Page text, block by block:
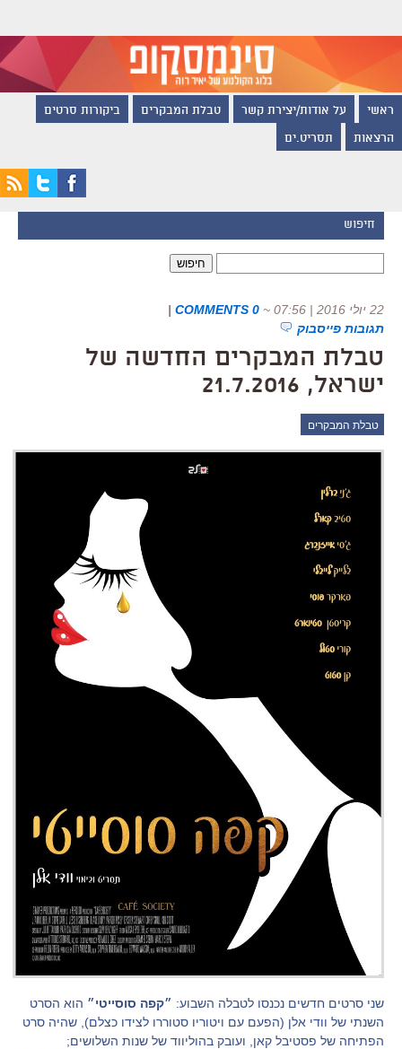
ראשי על אודות/יצירת קשר טבלת המבקרים ביקורות סרטים
הרצאות תסריט.ים
חיפוש
22 יולי 2016 | 07:56 ~
0 COMMENTS
|
תגובות פייסבוק
טבלת המבקרים החדשה של
ישראל, 21.7.2016
טבלת המבקרים
שני סרטים חדשים נכנסו לטבלה השבוע: ״קפה סוסייטי״ הוא הסרט
השנתי של וודי אלן (הפעם עם ויטוריו סטוררו לצידו כצלם), שהיה סרט
הפתיחה של פסטיבל קאן, ועובק בהוליווד של שנות השלושים;